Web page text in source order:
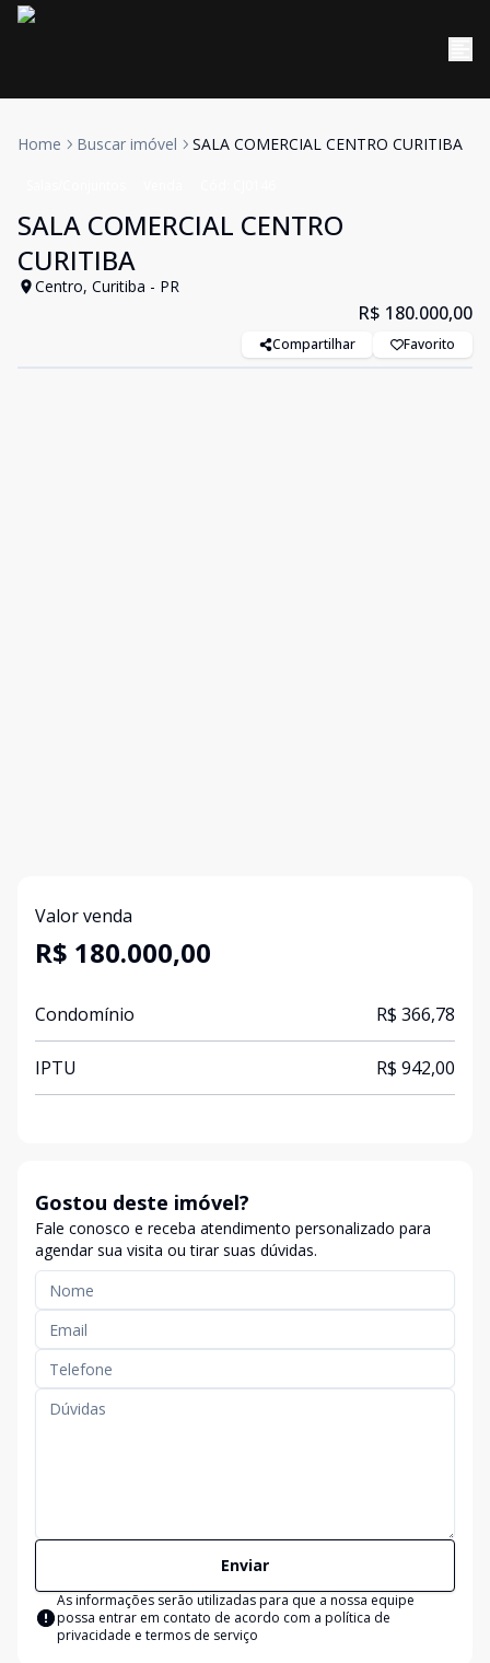
Home Buscar imóvel SALA COMERCIAL CENTRO CURITIBA
SALA COMERCIAL CENTRO
CURITIBA
Centro, Curitiba - PR
R$ 180.000,00
Compartilhar Favorito
Valor venda
R$ 180.000,00
Condomínio R$ 366,78
IPTU R$ 942,00
Gostou deste imóvel?
Fale conosco e receba atendimento personalizado para
agendar sua visita ou tirar suas dúvidas.
Enviar
As informações serão utilizadas para que a nossa equipe
possa entrar em contato de acordo com a política de
privacidade e termos de serviço